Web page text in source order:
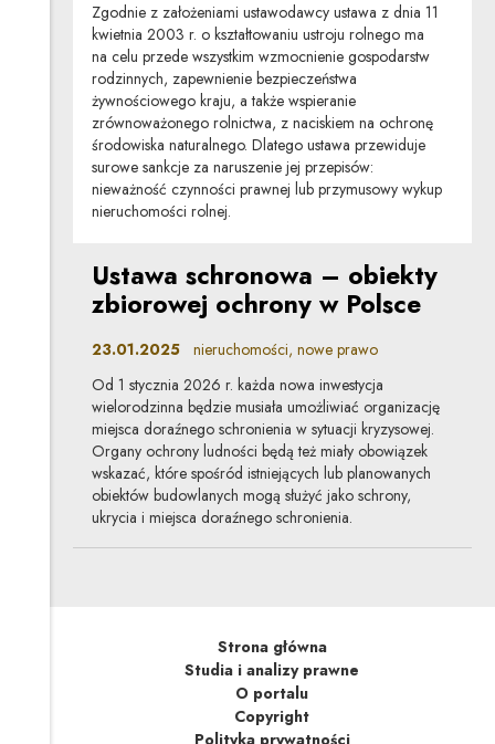
Zgodnie z założeniami ustawodawcy ustawa z dnia 11
kwietnia 2003 r. o kształtowaniu ustroju rolnego ma
na celu przede wszystkim wzmocnienie gospodarstw
rodzinnych, zapewnienie bezpieczeństwa
żywnościowego kraju, a także wspieranie
zrównoważonego rolnictwa, z naciskiem na ochronę
środowiska naturalnego. Dlatego ustawa przewiduje
surowe sankcje za naruszenie jej przepisów:
nieważność czynności prawnej lub przymusowy wykup
nieruchomości rolnej.
Ustawa schronowa – obiekty
zbiorowej ochrony w Polsce
23.01.2025 nieruchomości, nowe prawo
Od 1 stycznia 2026 r. każda nowa inwestycja
wielorodzinna będzie musiała umożliwiać organizację
miejsca doraźnego schronienia w sytuacji kryzysowej.
Organy ochrony ludności będą też miały obowiązek
wskazać, które spośród istniejących lub planowanych
obiektów budowlanych mogą służyć jako schrony,
ukrycia i miejsca doraźnego schronienia.
Strona główna
Studia i analizy prawne
O portalu
Copyright
Polityka prywatności